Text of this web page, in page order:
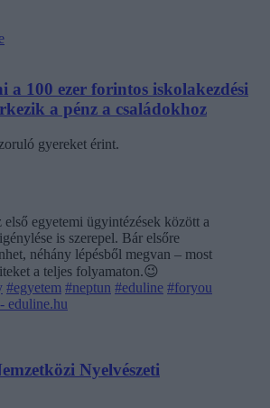
a 100 ezer forintos iskolakezdési
a pénz a családokhoz
gyereket érint.
első egyetemi ügyintézések között a
is szerepel. Bár elsőre
néhány lépésből megvan – most
a teljes folyamaton.😉
#egyetem #neptun #eduline #foryou
eduline.hu
Nyelvészeti